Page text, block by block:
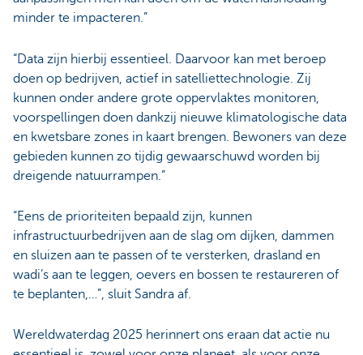
minder te impacteren.”
“Data zijn hierbij essentieel. Daarvoor kan met beroep
doen op bedrijven, actief in satelliettechnologie. Zij
kunnen onder andere grote oppervlaktes monitoren,
voorspellingen doen dankzij nieuwe klimatologische data
en kwetsbare zones in kaart brengen. Bewoners van deze
gebieden kunnen zo tijdig gewaarschuwd worden bij
dreigende natuurrampen.”
“Eens de prioriteiten bepaald zijn, kunnen
infrastructuurbedrijven aan de slag om dijken, dammen
en sluizen aan te passen of te versterken, drasland en
wadi’s aan te leggen, oevers en bossen te restaureren of
te beplanten,…”, sluit Sandra af.
Wereldwaterdag 2025 herinnert ons eraan dat actie nu